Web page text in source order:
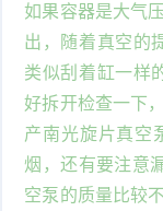
如果容器是大气
出，随着真空的
类似刮着缸一样
好拆开检查一下
产南光旋片真空
烟，还有要注意
空泵的质量比较